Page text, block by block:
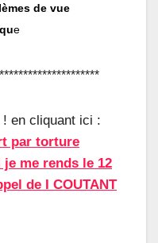
de vue
e
en cliquant ici :
par torture
me rends le 12
de I COUTANT